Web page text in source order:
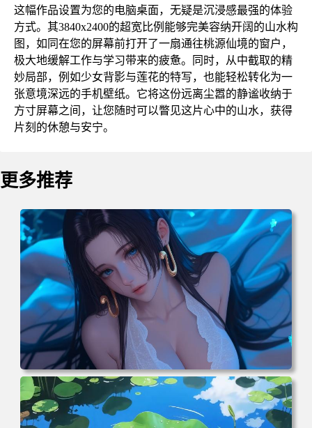
这幅作品设置为您的电脑桌面，无疑是沉浸感最强的体验
方式。其3840x2400的超宽比例能够完美容纳开阔的山水构
图，如同在您的屏幕前打开了一扇通往桃源仙境的窗户，
极大地缓解工作与学习带来的疲惫。同时，从中截取的精
妙局部，例如少女背影与莲花的特写，也能轻松转化为一
张意境深远的手机壁纸。它将这份远离尘嚣的静谧收纳于
方寸屏幕之间，让您随时可以瞥见这片心中的山水，获得
片刻的休憩与安宁。
更多推荐
电脑壁纸 二次元角色 动漫角色 女帝 波雅·汉库克 波雅汉库
克 海贼王 电脑桌面 高清壁纸 壁纸下载 壁纸大全